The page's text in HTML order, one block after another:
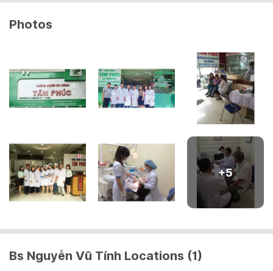
chức năng gan, SGOT, SGPT, GGT; Xét nghiệm mỡ
máu, cholesterol, triglycerid, LDL, HDL
Tẩy trắng răng 2 hàm
Nhổ răng sữa miễn phí
Free
100,000 - 1,000,000 VND/ 01 CÁI
(Giá đã giảm)
Răng sứ thẩm mỹ ( Kim loại)
(Giá đã giảm)
Răng sứ thẩm mỹ ( Titan)
(Giá đã giảm)
1,000,000 - 1,800,000 VND/ 01 CÁI
Răng sứ thẩm mỹ (Zirconia)
(Giá đã giảm)
Photos
+5
Bs Nguyễn Vũ Tính Locations (1)